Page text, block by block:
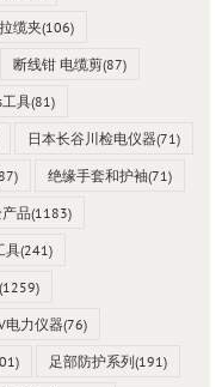
拉缆夹(106)
断线钳 电缆剪(87)
工具(81)
日本长谷川检电仪器(71)
绝缘手套和护袖(71)
产品(1183)
具(241)
(1259)
电力仪器(76)
足部防护系列(191)